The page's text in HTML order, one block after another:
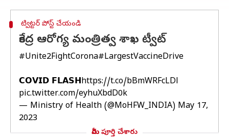
ట్విట్టర్ పోస్ట్ చేయండి
కేంద్ర ఆరోగ్య మంత్రిత్వ శాఖ ట్వీట్
#Unite2FightCorona#LargestVaccineDrive
𝗖𝗢𝗩𝗜𝗗 𝗙𝗟𝗔𝗦𝗛https://t.co/bBmWRFcLDl
pic.twitter.com/eyhuXbdD0k
— Ministry of Health (@MoHFW_INDIA) May 17,
2023
మీరు పూర్తి చేశారు